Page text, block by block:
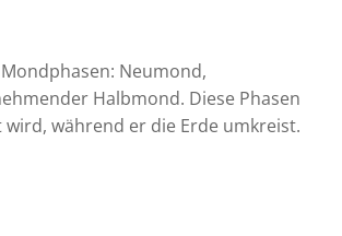
Neumond,
Halbmond. Diese Phasen
während er die Erde umkreist.